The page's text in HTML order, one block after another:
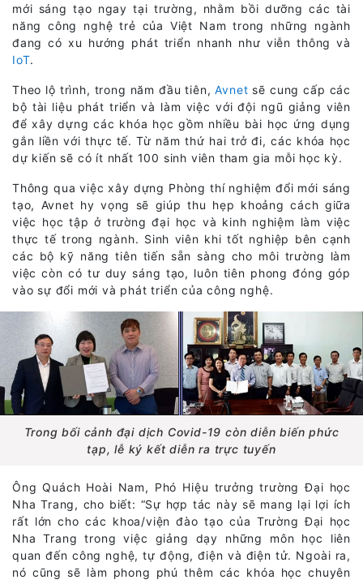
mới sáng tạo ngay tại trường, nhằm bồi dưỡng các tài
năng công nghệ trẻ của Việt Nam trong những ngành
đang có xu hướng phát triển nhanh như viễn thông và
IoT.
Theo lộ trình, trong năm đầu tiên,Avnet sẽ cung cấp các
bộ tài liệu phát triển và làm việc với đội ngũ giảng viên
để xây dựng các khóa học gồm nhiều bài học ứng dụng
gắn liền với thực tế. Từ năm thứ hai trở đi, các khóa học
dự kiến sẽ có ít nhất 100 sinh viên tham gia mỗi học kỳ.
Thông qua việc xây dựng Phòng thí nghiệm đổi mới sáng
tạo, Avnet hy vọng sẽ giúp thu hẹp khoảng cách giữa
việc học tập ở trường đại học và kinh nghiệm làm việc
thực tế trong ngành. Sinh viên khi tốt nghiệp bên cạnh
các bộ kỹ năng tiên tiến sẵn sàng cho môi trường làm
việc còn có tư duy sáng tạo, luôn tiên phong đóng góp
vào sự đổi mới và phát triển của công nghệ.
Trong bối cảnh đại dịch Covid-19 còn diễn biến phức
tạp, lễ ký kết diễn ra trực tuyến
Ông Quách Hoài Nam, Phó Hiệu trưởng trường Đại học
Nha Trang, cho biết: “Sự hợp tác này sẽ mang lại lợi ích
rất lớn cho các khoa/viện đào tạo của Trường Đại học
Nha Trang trong việc giảng dạy những môn học liên
quan đến công nghệ, tự động, điện và điện tử. Ngoài ra,
nó cũng sẽ làm phong phú thêm các khóa học chuyên